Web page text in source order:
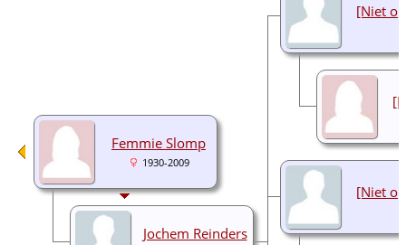
[Niet
[Niet
Femmie Slomp
1930-2009
Jochem Reinders